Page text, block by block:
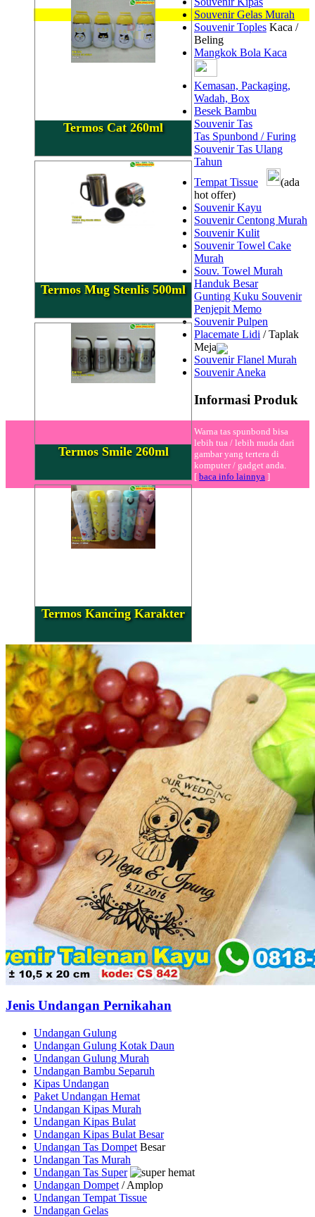
Termos Cat 260ml
Termos Mug Stenlis 500ml
Termos Smile 260ml
Termos Kancing Karakter
Souvenir Gelas Murah
Souvenir Toples Kaca /
Beling
Mangkok Bola Kaca
Kemasan, Packaging,
Wadah, Box
Besek Bambu
Souvenir Tas
Tas Spunbond / Furing
Souvenir Tas Ulang
Tahun
Tempat Tissue
(ada
hot offer)
Souvenir Kayu
Souvenir Centong Murah
Souvenir Kulit
Souvenir Towel Cake
Murah
Souv. Towel Murah
Handuk Besar
Gunting Kuku Souvenir
Penjepit Memo
Souvenir Pulpen
Placemate Lidi / Taplak
Meja
Souvenir Flanel Murah
Souvenir Aneka
Informasi Produk
Warna tas spunbond bisa
lebih tua / lebih muda dari
gambar yang tertera di
komputer / gadget anda.
[ baca info lainnya ]
Jenis Undangan Pernikahan
Undangan Gulung
Undangan Gulung Kotak Daun
Undangan Gulung Murah
Undangan Bambu Separuh
Kipas Undangan
Paket Undangan Hemat
Undangan Kipas Murah
Undangan Kipas Bulat
Undangan Kipas Bulat Besar
Undangan Tas Dompet Besar
Undangan Tas Murah
Undangan Tas Super
Undangan Dompet / Amplop
Undangan Tempat Tissue
Undangan Gelas